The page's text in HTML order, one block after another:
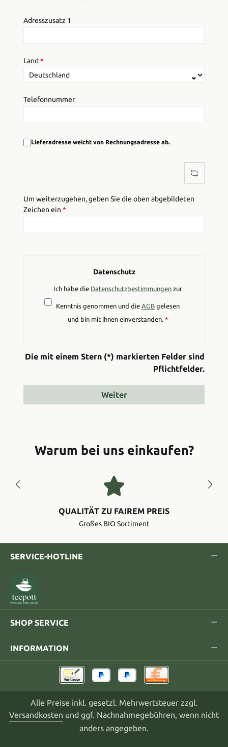
Adresszusatz 1
Land *
Telefonnummer
Lieferadresse weicht von Rechnungsadresse ab.
Um weiterzugehen, geben Sie die oben abgebildeten
Zeichen ein *
Datenschutz
Ich habe die Datenschutzbestimmungen zur
Kenntnis genommen und die AGB gelesen
und bin mit ihnen einverstanden. *
Die mit einem Stern (*) markierten Felder sind
Pflichtfelder.
Weiter
Warum bei uns einkaufen?
QUALITÄT ZU FAIREM PREIS
Großes BIO Sortiment
SERVICE-HOTLINE
SHOP SERVICE
INFORMATION
Alle Preise inkl. gesetzl. Mehrwertsteuer zzgl.
Versandkosten und ggf. Nachnahmegebühren, wenn nicht
anders angegeben.